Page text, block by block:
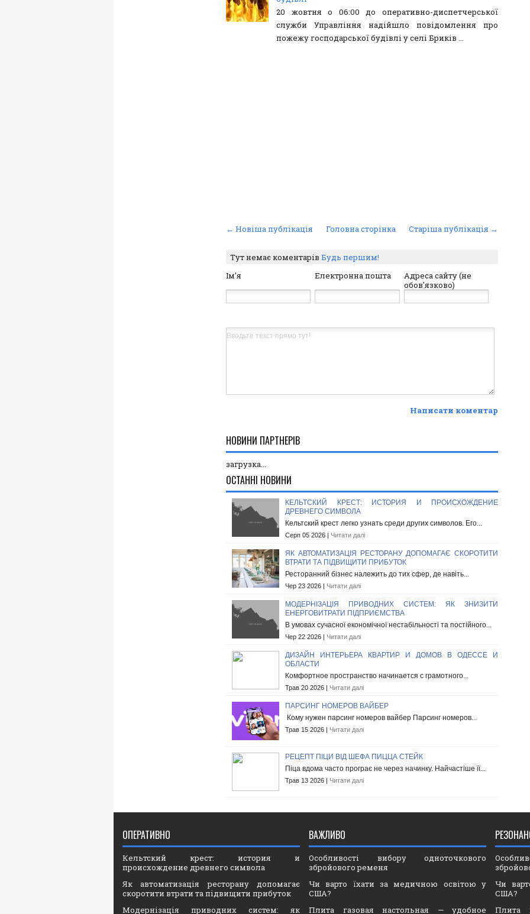
20 жовтня о 06:00 до оперативно-диспетчерської
служби Управління надійшло повідомлення про
пожежу господарської будівлі у селі Бриків ...
← Новіша публікація Старіша публікація →
Головна сторінка
Тут немає коментарів Будь першим!
Ім'я
Електронна пошта
Адреса сайту (не
обов'язково)
Написати коментар
НОВИНИ ПАРТНЕРІВ
загрузка...
ОСТАННІ НОВИНИ
КЕЛЬТСКИЙ КРЕСТ: ИСТОРИЯ И ПРОИСХОЖДЕНИЕ
ДРЕВНЕГО СИМВОЛА
Кельтский крест легко узнать среди других символов. Его...
Серп 05 2026 | Читати далі
ЯК АВТОМАТИЗАЦІЯ РЕСТОРАНУ ДОПОМАГАЄ СКОРОТИТИ
ВТРАТИ ТА ПІДВИЩИТИ ПРИБУТОК
Ресторанний бізнес належить до тих сфер, де навіть...
Чер 23 2026 | Читати далі
МОДЕРНІЗАЦІЯ ПРИВОДНИХ СИСТЕМ: ЯК ЗНИЗИТИ
ЕНЕРГОВИТРАТИ ПІДПРИЄМСТВА
В умовах сучасної економічної нестабільності та постійного...
Чер 22 2026 | Читати далі
ДИЗАЙН ИНТЕРЬЕРА КВАРТИР И ДОМОВ В ОДЕССЕ И
ОБЛАСТИ
Комфортное пространство начинается с грамотного...
Трав 20 2026 | Читати далі
ПАРСИНГ НОМЕРОВ ВАЙБЕР
Кому нужен парсинг номеров вайбер Парсинг номеров...
Трав 15 2026 | Читати далі
РЕЦЕПТ ПІЦИ ВІД ШЕФА ПИЦЦА СТЕЙК
Піца вдома часто програє не через начинку. Найчастіше її...
Трав 13 2026 | Читати далі
ОПЕРАТИВНО
Кельтский крест: история и
происхождение древнего символа
Як автоматизація ресторану допомагає
скоротити втрати та підвищити прибуток
Модернізація приводних систем: як
ВАЖЛИВО
Особливості вибору одноточкового
збройового ременя
Чи варто їхати за медичною освітою у
США?
Плита газовая настольная — удобное
Чи
США?
Плита